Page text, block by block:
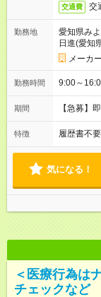
交通費 交
勤務地
愛知県み
日進(愛知
メーカー
勤務時間 9:00～
期間 【急募】
特徴 履歴書不要
気になる！
＜医療行為は
チェックなど